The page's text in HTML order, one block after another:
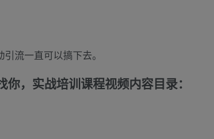
流一直可以搞下去。
，实战培训课程视频内容目录：